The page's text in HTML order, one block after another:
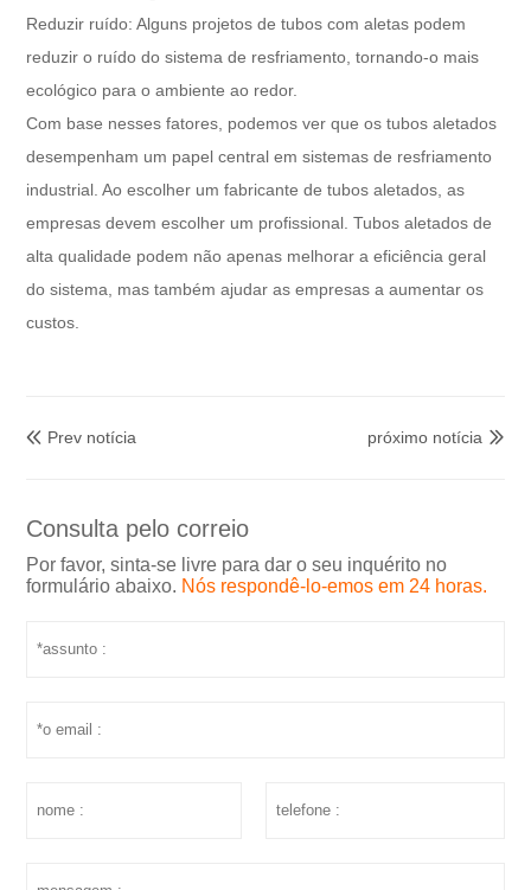
Reduzir ruído: Alguns projetos de tubos com aletas podem
reduzir o ruído do sistema de resfriamento, tornando-o mais
ecológico para o ambiente ao redor.
Com base nesses fatores, podemos ver que os tubos aletados
desempenham um papel central em sistemas de resfriamento
industrial. Ao escolher um fabricante de tubos aletados, as
empresas devem escolher um profissional. Tubos aletados de
alta qualidade podem não apenas melhorar a eficiência geral
do sistema, mas também ajudar as empresas a aumentar os
custos.
 Prev notícia 
próximo notícia
Consulta pelo correio
Por favor, sinta-se livre para dar o seu inquérito no
formulário abaixo. Nós respondê-lo-emos em 24 horas.